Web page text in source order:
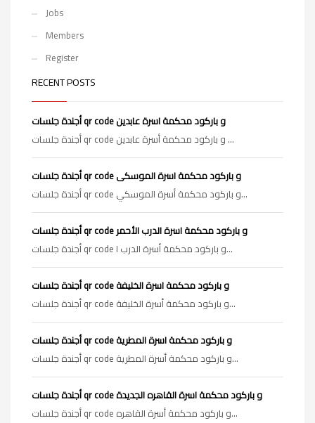
Jobs
Members
Register
RECENT POSTS
أجندة جلسات qr code و باركود محكمة اسرة عابدين
أجندة جلسات qr code و باركود محكمة أسرة عابدين ...
أجندة جلسات qr code و باركود محكمة اسرة الموسكى
أجندة جلسات qr code و باركود محكمة أسرة الموسكي...
أجندة جلسات qr code و باركود محكمة اسرة الدرب الأحمر
أجندة جلسات qr code و باركود محكمة أسرة الدرب ا...
أجندة جلسات qr code و باركود محكمة اسرة الخليفة
أجندة جلسات qr code و باركود محكمة أسرة الخليفة...
أجندة جلسات qr code و باركود محكمة اسرة المطرية
أجندة جلسات qr code و باركود محكمة أسرة المطرية...
أجندة جلسات qr code و باركود محكمة اسرة القاهره الجديدة
أجندة جلسات qr code و باركود محكمة أسرة القاهره...